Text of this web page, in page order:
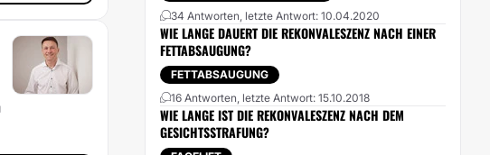
34 Antworten, letzte Antwort: 10.04.2020
WIE LANGE DAUERT DIE REKONVALESZENZ NACH EINER
FETTABSAUGUNG?
FETTABSAUGUNG
16 Antworten, letzte Antwort: 15.10.2018
WIE LANGE IST DIE REKONVALESZENZ NACH DEM
GESICHTSSTRAFUNG?